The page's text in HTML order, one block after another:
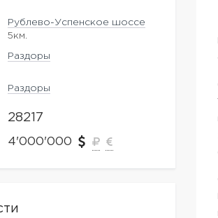
Рублево-Успенское шоссе
5км.
Раздоры
Раздоры
28217
4'000'000